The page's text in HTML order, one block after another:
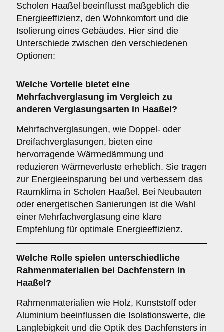
Scholen Haaßel beeinflusst maßgeblich die
Energieeffizienz, den Wohnkomfort und die
Isolierung eines Gebäudes. Hier sind die
Unterschiede zwischen den verschiedenen
Optionen:
Welche Vorteile bietet eine
Mehrfachverglasung im Vergleich zu
anderen Verglasungsarten in Haaßel?
Mehrfachverglasungen, wie Doppel- oder
Dreifachverglasungen, bieten eine
hervorragende Wärmedämmung und
reduzieren Wärmeverluste erheblich. Sie tragen
zur Energieeinsparung bei und verbessern das
Raumklima in Scholen Haaßel. Bei Neubauten
oder energetischen Sanierungen ist die Wahl
einer Mehrfachverglasung eine klare
Empfehlung für optimale Energieeffizienz.
Welche Rolle spielen unterschiedliche
Rahmenmaterialien bei Dachfenstern in
Haaßel?
Rahmenmaterialien wie Holz, Kunststoff oder
Aluminium beeinflussen die Isolationswerte, die
Langlebigkeit und die Optik des Dachfensters in